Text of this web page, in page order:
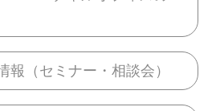
報（セミナー・相談会）